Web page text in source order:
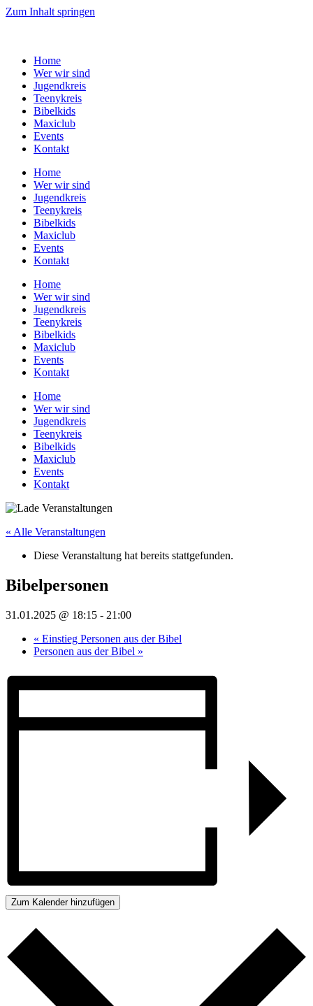
Zum Inhalt springen
Home
Wer wir sind
Jugendkreis
Teenykreis
Bibelkids
Maxiclub
Events
Kontakt
Home
Wer wir sind
Jugendkreis
Teenykreis
Bibelkids
Maxiclub
Events
Kontakt
Home
Wer wir sind
Jugendkreis
Teenykreis
Bibelkids
Maxiclub
Events
Kontakt
Home
Wer wir sind
Jugendkreis
Teenykreis
Bibelkids
Maxiclub
Events
Kontakt
« Alle Veranstaltungen
Diese Veranstaltung hat bereits stattgefunden.
Bibelpersonen
31.01.2025 @ 18:15 - 21:00
« Einstieg Personen aus der Bibel
Personen aus der Bibel »
Zum Kalender hinzufügen